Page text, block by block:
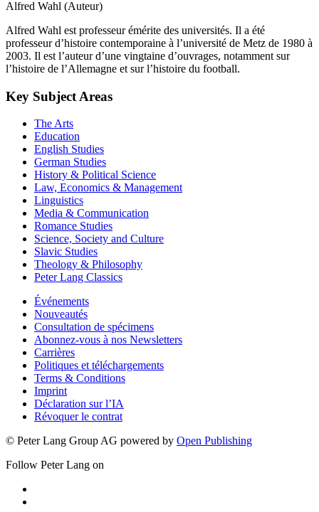
Alfred Wahl (Auteur)
Alfred Wahl est professeur émérite des universités. Il a été
professeur d’histoire contemporaine à l’université de Metz de 1980 à
2003. Il est l’auteur d’une vingtaine d’ouvrages, notamment sur
l’histoire de l’Allemagne et sur l’histoire du football.
Key Subject Areas
The Arts
Education
English Studies
German Studies
History & Political Science
Law, Economics & Management
Linguistics
Media & Communication
Romance Studies
Science, Society and Culture
Slavic Studies
Theology & Philosophy
Peter Lang Classics
Événements
Nouveautés
Consultation de spécimens
Abonnez-vous à nos Newsletters
Carrières
Politiques et téléchargements
Terms & Conditions
Imprint
Déclaration sur l’IA
Révoquer le contrat
© Peter Lang Group AG powered by Open Publishing
Follow Peter Lang on